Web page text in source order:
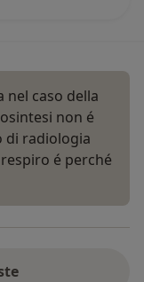
nel caso della
non é
di radiologia
é perché